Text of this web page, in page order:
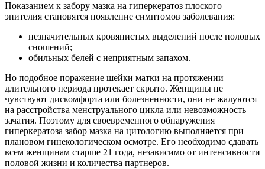
Показанием к забору мазка на гиперкератоз плоского
эпителия становятся появление симптомов заболевания:
незначительных кровянистых выделений после половых
сношений;
обильных белей с неприятным запахом.
Но подобное поражение шейки матки на протяжении
длительного периода протекает скрыто. Женщины не
чувствуют дискомфорта или болезненности, они не жалуются
на расстройства менструального цикла или невозможность
зачатия. Поэтому для своевременного обнаружения
гиперкератоза забор мазка на цитологию выполняется при
плановом гинекологическом осмотре. Его необходимо сдавать
всем женщинам старше 21 года, независимо от интенсивности
половой жизни и количества партнеров.